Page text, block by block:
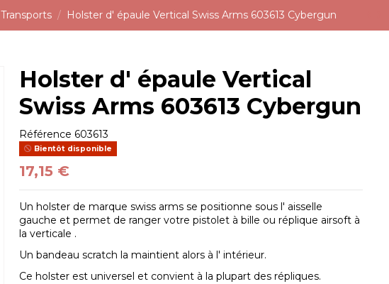
Transports Holster d' épaule Vertical Swiss Arms 603613 Cybergun
Holster d' épaule Vertical
Swiss Arms 603613 Cybergun
Référence 603613
Bientôt disponible
17,15 €
Un holster de marque swiss arms se positionne sous l' aisselle
gauche et permet de ranger votre pistolet à bille ou réplique airsoft à
la verticale .
Un bandeau scratch la maintient alors à l' intérieur.
Ce holster est universel et convient à la plupart des répliques.